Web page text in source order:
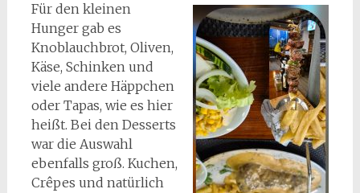
Für den kleinen
Hunger gab es
Knoblauchbrot, Oliven,
Käse, Schinken und
viele andere Häppchen
oder Tapas, wie es hier
heißt. Bei den Desserts
war die Auswahl
ebenfalls groß. Kuchen,
Crêpes und natürlich